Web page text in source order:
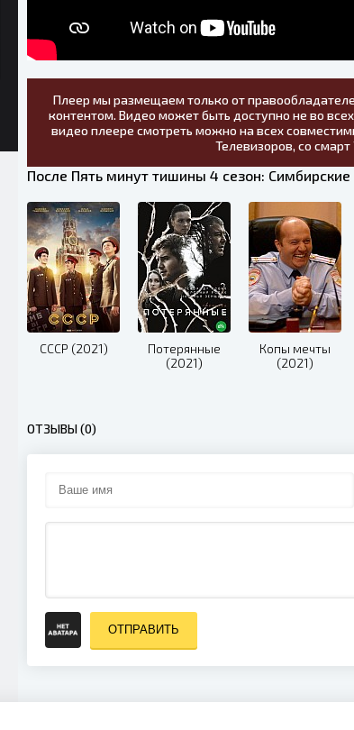
Плеер мы размещаем только от
контентом. Видео может быть доступно не во
видео плеере смотреть можно на всех
Телевизоров, со
После Пять минут тишины 4 сезон:
СССР (2021)
Потерянные
(2021)
Копы мечты
(2021)
ОТЗЫВЫ (0)
ОТПРАВИТЬ